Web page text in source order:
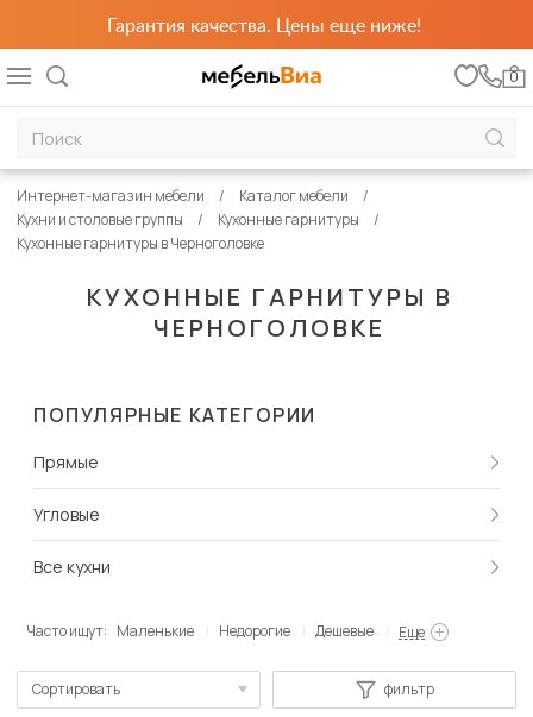
Гарантия качества. Цены еще ниже!
0
КУХОННЫЕ ГАРНИТУРЫ В
ЧЕРНОГОЛОВКЕ
Интернет-магазин мебели
Каталог мебели
Кухни и столовые группы
Кухонные гарнитуры
Кухонные гарнитуры в Черноголовке
ПОПУЛЯРНЫЕ КАТЕГОРИИ
Прямые
Угловые
Все кухни
Часто ищут: Маленькие Недорогие Дешевые Еще
Сортировать
фильтр